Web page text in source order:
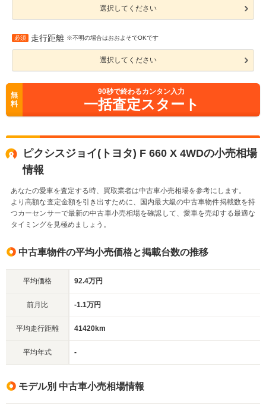
選択してください
必須 走行距離 ※不明の場合はおおよそでOKです
選択してください
無
料
90秒で終わるカンタン入力
一括査定スタート
ピクシスジョイ(トヨタ) F 660 X 4WDの小売相場
情報
あなたの愛車を査定する時、買取業者は中古車小売相場を参考にします。
より高額な査定金額を引き出すために、国内最大級の中古車物件掲載数を持
つカーセンサーで最新の中古車小売相場を確認して、愛車を売却する最適な
タイミングを見極めましょう。
中古車物件の平均小売価格と掲載台数の推移
平均価格 92.4万円
前月比 -1.1万円
平均走行距離 41420km
平均年式 -
モデル別 中古車小売相場情報